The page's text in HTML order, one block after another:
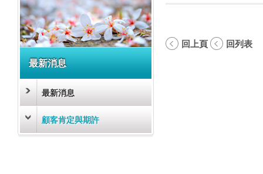
最新消息
最新消息
顧客肯定與期許
回上頁 回列表